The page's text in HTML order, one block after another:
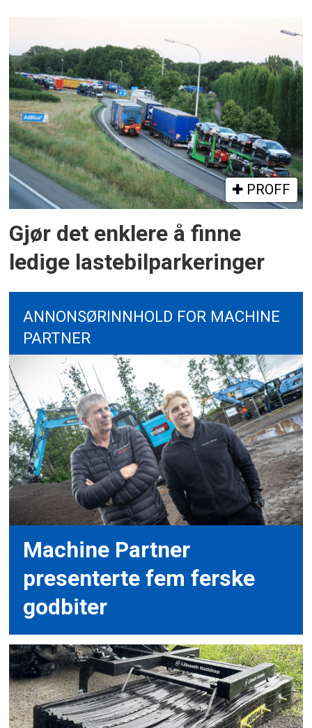
PROFF
Gjør det enklere å finne
ledige lastebilparkeringer
ANNONSØRINNHOLD FOR MACHINE
PARTNER
Machine Partner
presenterte fem ferske
godbiter